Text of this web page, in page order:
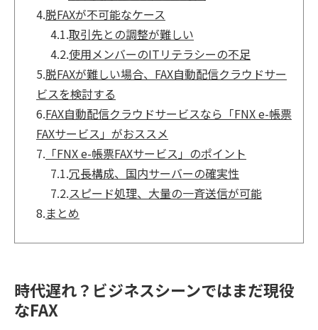
4.脱FAXが不可能なケース
4.1.取引先との調整が難しい
4.2.使用メンバーのITリテラシーの不足
5.脱FAXが難しい場合、FAX自動配信クラウドサー
ビスを検討する
6.FAX自動配信クラウドサービスなら「FNX e-帳票
FAXサービス」がおススメ
7. 「FNX e-帳票FAXサービス」のポイント
7.1.冗長構成、国内サーバーの確実性
7.2.スピード処理、大量の一斉送信が可能
8.まとめ
時代遅れ？ビジネスシーンではまだ現役
なFAX